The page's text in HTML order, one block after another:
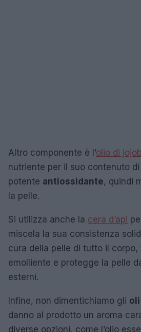
Altro componente è l’olio di
nutriente per il suo contenuto di
potente antiossidante, quindi
la pelle.
Si utilizza anche la cera d’api
miscela la sua consistenza
cura della pelle di tutto il
emolliente e protegge la pelle
esterni.
Infine, non dimentichiamo gli
danno al prodotto un aroma
diverse opzioni, come l’olio